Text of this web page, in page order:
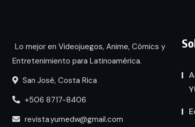
Lo mejor en Videojuegos, Anime, Cómics y
Entretenimiento para Latinoamérica.
San José, Costa Rica
+506 8717-8406
revista.yumedw@gmail.com